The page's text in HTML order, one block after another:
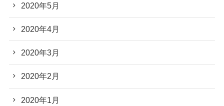
2020年5月
2020年4月
2020年3月
2020年2月
2020年1月